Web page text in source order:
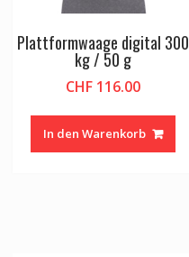
Plattformwaage digital 300
kg / 50 g
CHF 116.00
In den Warenkorb